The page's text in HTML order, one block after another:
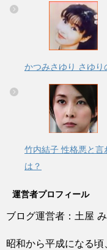
かつみさゆり さゆ
竹内結子 性格悪と
は？
運営者プロフィール
ブログ運営者：土屋
昭和から平成になる頃